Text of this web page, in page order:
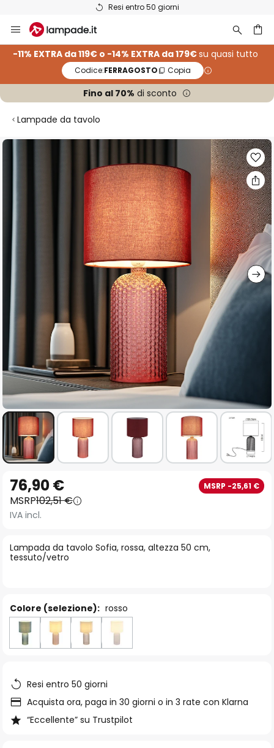
Resi entro 50 giorni
Salta
al
contenuto
-11% EXTRA da 119€ o -14% EXTRA da 179€su quasi tutto
Codice:FERRAGOSTO Copia
Fino al 70% di sconto
Lampade da tavolo
Vai
galleria
immagini
all'inizio
della
galleria
immagini
Lampada da tavolo Sofia, rossa, altezza 50 cm,
tessuto/vetro
76,90 € MSRP -25,61 €
MSRP102,51 €
IVA incl.
Colore (selezione): rosso
Resi entro 50 giorni
Acquista ora, paga in 30 giorni o in 3 rate con Klarna
“Eccellente” su Trustpilot